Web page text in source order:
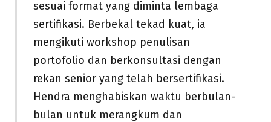
sesuai format yang diminta lembaga
sertifikasi. Berbekal tekad kuat, ia
mengikuti workshop penulisan
portofolio dan berkonsultasi dengan
rekan senior yang telah bersertifikasi.
Hendra menghabiskan waktu berbulan-
bulan untuk merangkum dan